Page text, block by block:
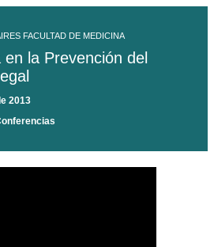
FACULTAD DE MEDICINA
la Prevención del
2013